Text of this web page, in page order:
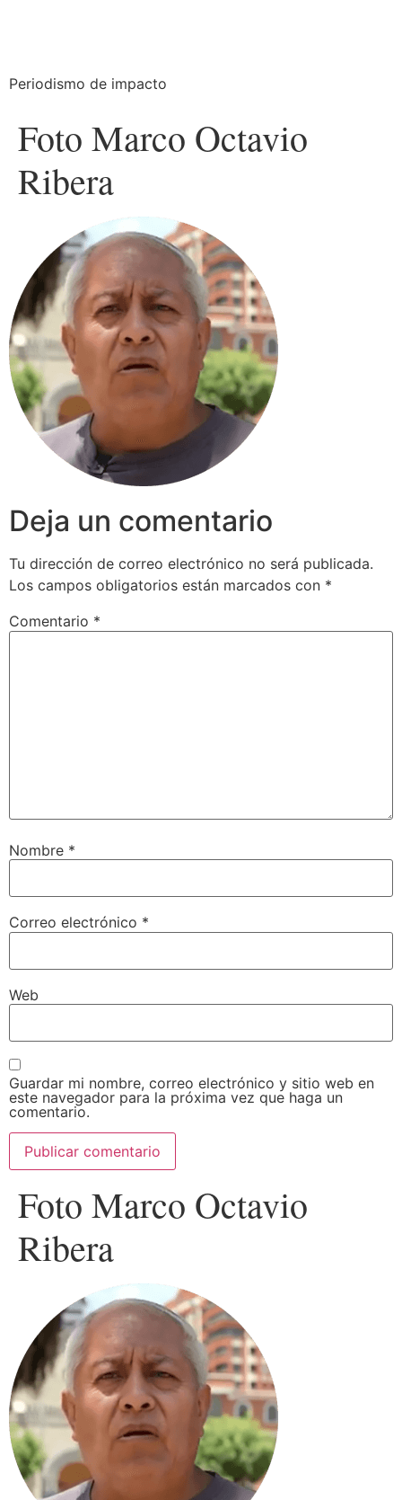
Periodismo de impacto
Foto Marco Octavio
Ribera
Deja un comentario
Tu dirección de correo electrónico no será publicada.
Los campos obligatorios están marcados con *
Comentario *
Nombre *
Correo electrónico *
Web
Guardar mi nombre, correo electrónico y sitio web en
este navegador para la próxima vez que haga un
comentario.
Foto Marco Octavio
Ribera